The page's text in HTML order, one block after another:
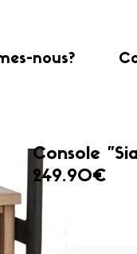
nous?
Console
249.90€